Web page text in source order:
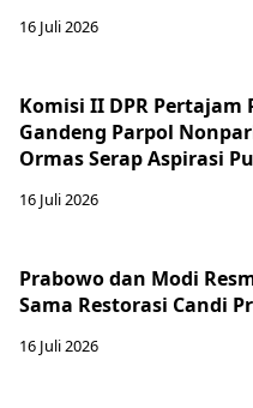
16 Juli 2026
Komisi II DPR Pertajam
Gandeng Parpol
Ormas Serap Aspirasi
16 Juli 2026
Prabowo dan Modi
Sama Restorasi Candi
16 Juli 2026